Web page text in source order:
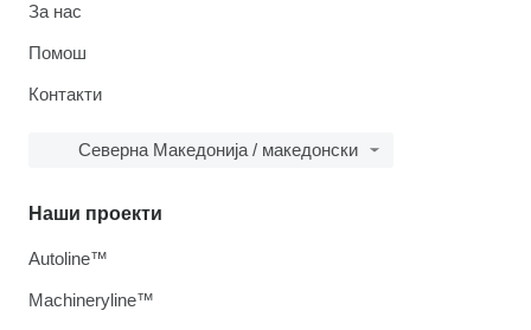
За нас
Помош
Контакти
Северна Македонија / македонски
Наши проекти
Autoline™
Machineryline™